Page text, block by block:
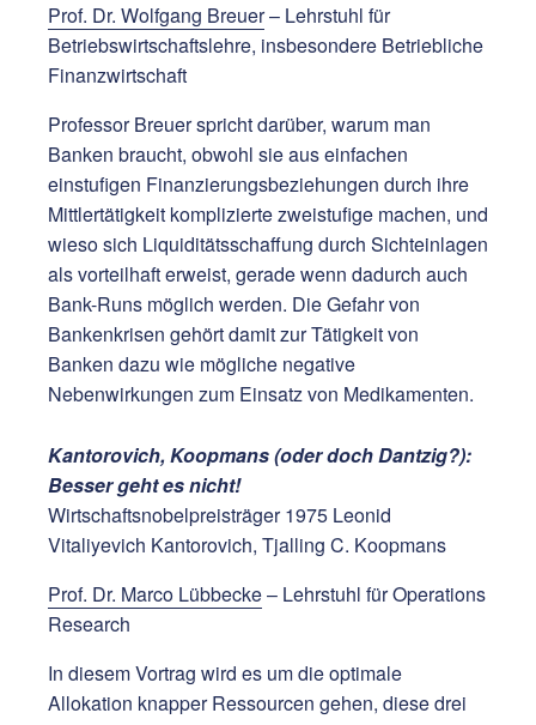
Prof. Dr. Wolfgang Breuer– Lehrstuhl für
Betriebswirtschaftslehre, insbesondere Betriebliche
Finanzwirtschaft
Professor Breuer spricht darüber, warum man
Banken braucht, obwohl sie aus einfachen
einstufigen Finanzierungsbeziehungen durch ihre
Mittlertätigkeit komplizierte zweistufige machen, und
wieso sich Liquiditätsschaffung durch Sichteinlagen
als vorteilhaft erweist, gerade wenn dadurch auch
Bank-Runs möglich werden. Die Gefahr von
Bankenkrisen gehört damit zur Tätigkeit von
Banken dazu wie mögliche negative
Nebenwirkungen zum Einsatz von Medikamenten.
Kantorovich, Koopmans (oder doch Dantzig?):
Besser geht es nicht!
Wirtschaftsnobelpreisträger 1975 Leonid
Vitaliyevich Kantorovich, Tjalling C. Koopmans
Prof. Dr. Marco Lübbecke– Lehrstuhl für Operations
Research
In diesem Vortrag wird es um die optimale
Allokation knapper Ressourcen gehen, diese drei